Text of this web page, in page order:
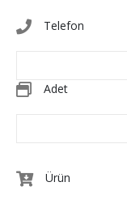
Telefon
Adet
Ürün